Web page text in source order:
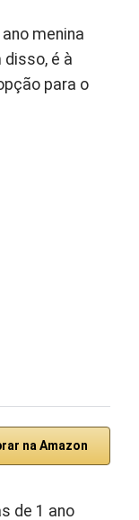
menina
é à
para o
na Amazon
de 1 ano